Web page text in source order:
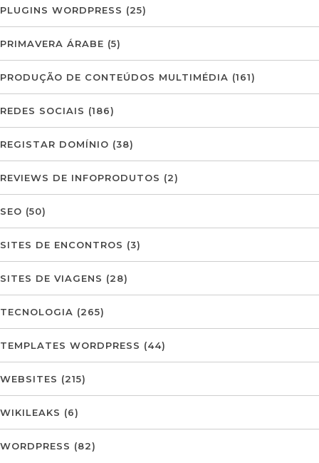
PLUGINS WORDPRESS (25)
PRIMAVERA ÁRABE (5)
PRODUÇÃO DE CONTEÚDOS MULTIMÉDIA (161)
REDES SOCIAIS (186)
REGISTAR DOMÍNIO (38)
REVIEWS DE INFOPRODUTOS (2)
SEO (50)
SITES DE ENCONTROS (3)
SITES DE VIAGENS (28)
TECNOLOGIA (265)
TEMPLATES WORDPRESS (44)
WEBSITES (215)
WIKILEAKS (6)
WORDPRESS (82)